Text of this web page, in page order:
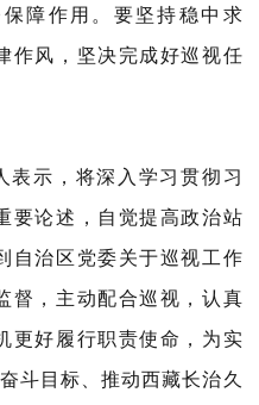
障作用。要坚持稳中求
作风，坚决完成好巡视任
表示，将深入学习贯彻习
要论述，自觉提高政治站
自治区党委关于巡视工作
督，主动配合巡视，认真
更好履行职责使命，为实
斗目标、推动西藏长治久